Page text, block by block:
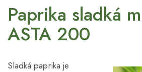
Paprika sladká
ASTA 200
Sladká paprika je